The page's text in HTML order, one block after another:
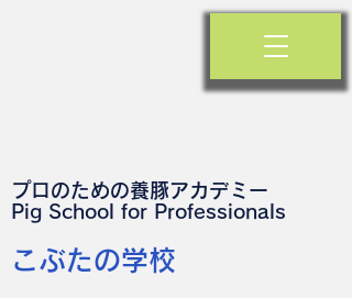
プロのための養豚アカデミー
​Pig School for Professionals
​こぶたの学校